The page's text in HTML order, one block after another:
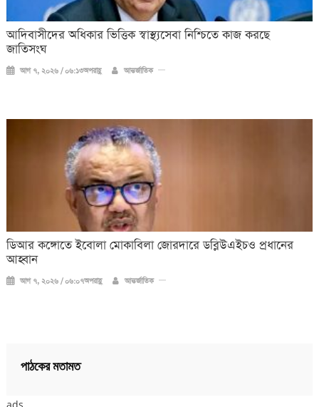
আদিবাসীদের অধিকার ভিত্তিক স্বাস্থ্যসেবা নিশ্চিতে কাজ করছে
জাতিসংঘ
আগ ৭, ২০২৬ / ০৬:১৩অপরাহ্ণ আন্তর্জাতিক
ডিআর কঙ্গোতে ইবোলা মোকাবিলা জোরদারে ডব্লিউএইচও প্রধানের
আহ্বান
আগ ৭, ২০২৬ / ০৬:০৭অপরাহ্ণ আন্তর্জাতিক
পাঠকের মতামত